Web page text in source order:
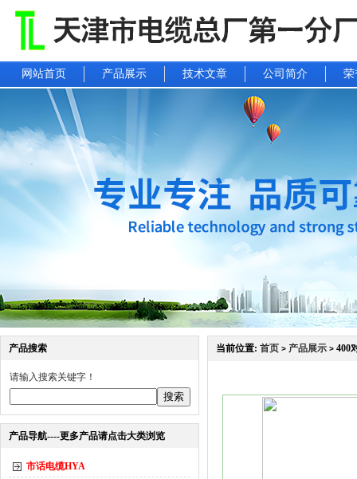
网站首页 产品展示 技术文章 公司简介 荣
产品搜索
请输入搜索关键字！
产品导航----更多产品请点击大类浏览
市话电缆HYA
当前位置: 首页 > 产品展示 > 400